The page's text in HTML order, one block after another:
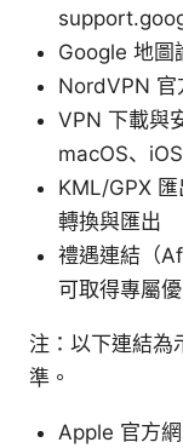
Google 地圖
NordVPN
VPN 下載與
macOS、
KML/GPX
轉換與匯出
禮遇連結（
可取得專屬
注：以下連結為
準。
Apple 官方